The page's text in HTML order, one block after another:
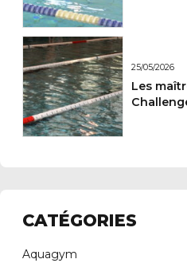
25/05/2026
Les
CATÉGORIES
Aquagym